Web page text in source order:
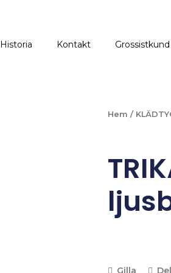
Historia Kontakt Grossistkund
Hem /
Gilla